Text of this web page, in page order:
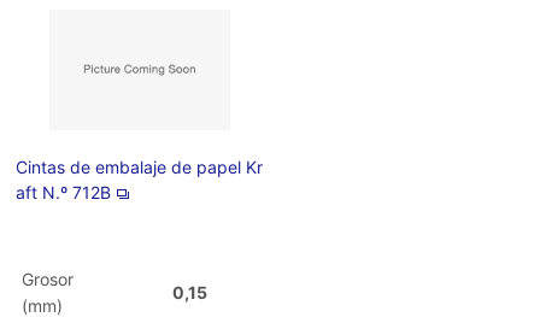
Cintas de embalaje de papel Kr
aft N.º 712B
Grosor
(mm)
0,15